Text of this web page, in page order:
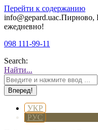
Перейти к содержанию
info@gepard.uaс.Пирново,
ежедневно!
098 111-99-11
Search:
Найти...
УКР
РУС